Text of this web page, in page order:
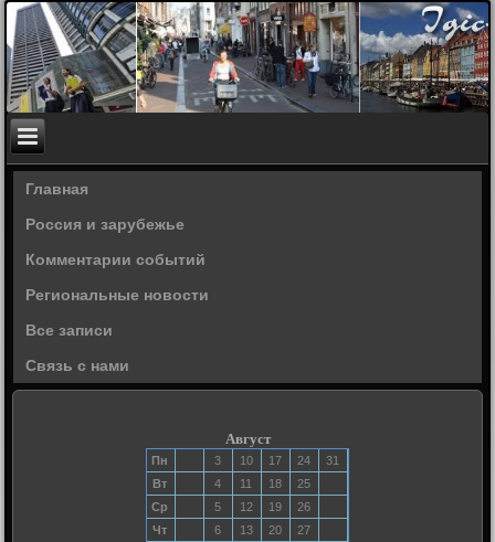
Главная
Россия и зарубежье
Комментарии событий
Региональные новости
Все записи
Связь с нами
Август
Пн 3 10 17 24
31
Вт
4 11 18
25
Ср
5 12 19
26
Чт
6 13 20
27